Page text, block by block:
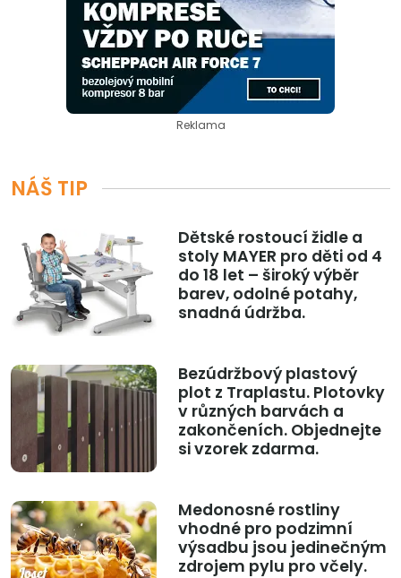
Reklama
NÁŠ TIP
Dětské rostoucí židle a
stoly MAYER pro děti od 4
do 18 let – široký výběr
barev, odolné potahy,
snadná údržba.
Bezúdržbový plastový
plot z Traplastu. Plotovky
v různých barvách a
zakončeních. Objednejte
si vzorek zdarma.
Medonosné rostliny
vhodné pro podzimní
výsadbu jsou jedinečným
zdrojem pylu pro včely.